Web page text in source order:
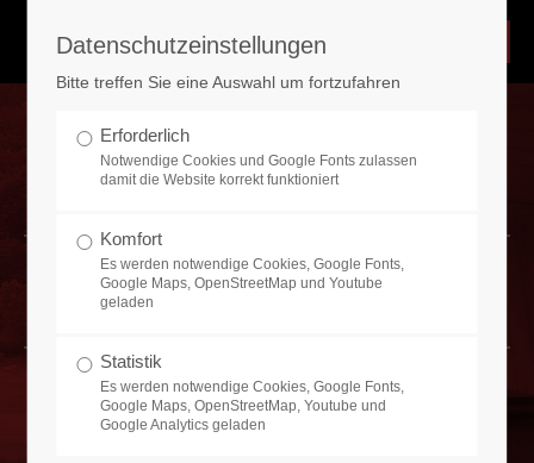
Notdienst 24Std/365Tagen
Über unserem Notdienst sind wir 365 Tage im Jahr 24
Stunden erreichbar. Schnelle Realisierungen machen wir
möglich durch einen großen Vorrat an Baumaterialien,
Stapelmaterialien, die wir ständig auf dem eigenen Bauhof
bevorraten.
Nehmen Sie Kontakt mit uns auf
Heinrich Send GmbH
Industriestraße 2
Unser Leistungsspektrum
Datenschutzeinstellungen
Bitte treffen Sie eine Auswahl um fortzufahren
Erforderlich
Notwendige Cookies und Google Fonts zulassen
damit die Website korrekt funktioniert
Komfort
Es werden notwendige Cookies, Google Fonts,
Google Maps, OpenStreetMap und Youtube
geladen
Statistik
Es werden notwendige Cookies, Google Fonts,
Google Maps, OpenStreetMap, Youtube und
Google Analytics geladen